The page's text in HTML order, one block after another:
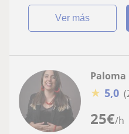
ver más
25€/h
Paloma
★ 5,0